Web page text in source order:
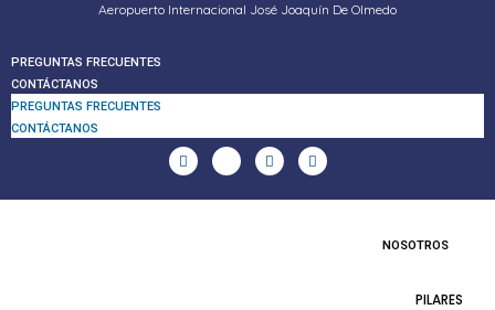
Aeropuerto Internacional José Joaquín De Olmedo
PREGUNTAS FRECUENTES
CONTÁCTANOS
PREGUNTAS FRECUENTES
CONTÁCTANOS
NOSOTROS
PILARES